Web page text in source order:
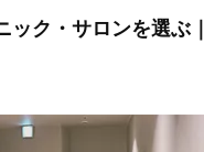
ック・サロンを選ぶ